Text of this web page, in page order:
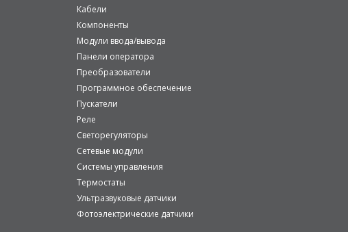
Кабели
Компоненты
Модули ввода/вывода
Панели оператора
Преобразователи
Программное обеспечение
Пускатели
Реле
Светорегуляторы
Сетевые модули
Системы управления
Термостаты
Ультразвуковые датчики
Фотоэлектрические датчики